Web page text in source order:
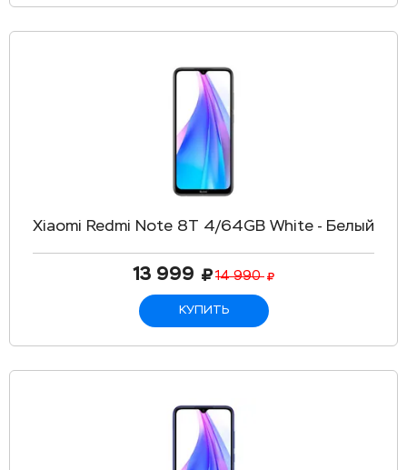
Xiaomi Redmi Note 8T 4/64GB White - Белый
13 999 14 990
КУПИТЬ